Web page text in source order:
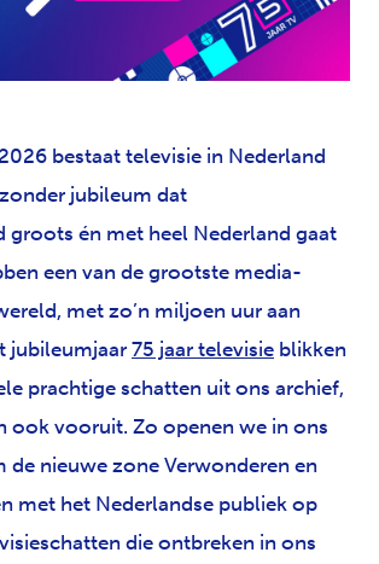
bestaat televisie in Nederland
jubileum dat
groots én met heel Nederland gaat
een van de grootste media-
met zo’n miljoen uur aan
jubileumjaar 75 jaar televisie blikken
prachtige schatten uit ons archief,
ook vooruit. Zo openen we in ons
de nieuwe zone Verwonderen en
met het Nederlandse publiek op
die ontbreken in ons